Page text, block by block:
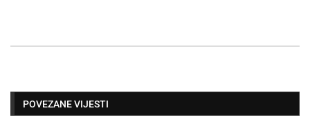
POVEZANE VIJESTI